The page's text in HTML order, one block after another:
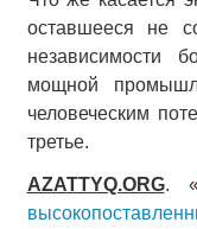
оставшееся не
независимости
мощной
человеческим
третье.
AZATTYQ.ORG. «